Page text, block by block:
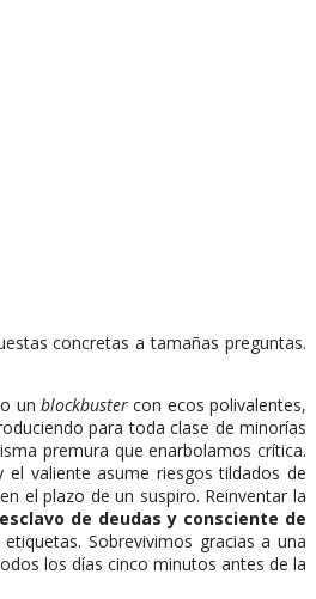
concretas a tamañas preguntas.
un blockbustercon ecos polivalentes,
para toda clase de minorías
premura que enarbolamos crítica.
valiente asume riesgos tildados de
el plazo de un suspiro. Reinventar la
de deudas y consciente de
Sobrevivimos gracias a una
los días cinco minutos antes de la